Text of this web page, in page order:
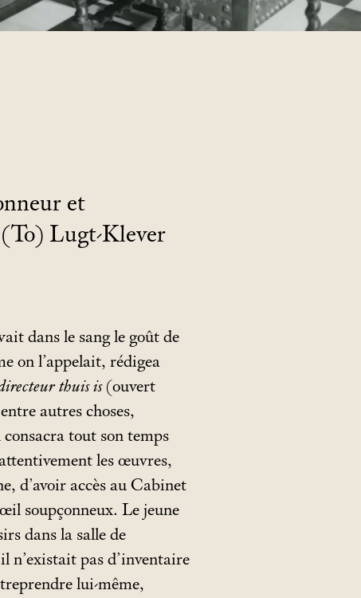
et
(To) Lugt-Klever
dans le sang le goût de
on l’appelait, rédigea
thuis is(ouvert
autres choses,
tout son temps
les œuvres,
d’avoir accès au Cabinet
soupçonneux. Le jeune
dans la salle de
n’existait pas d’inventaire
lui­-même,